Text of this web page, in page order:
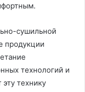
сушильной
продукции
технологий и
технику